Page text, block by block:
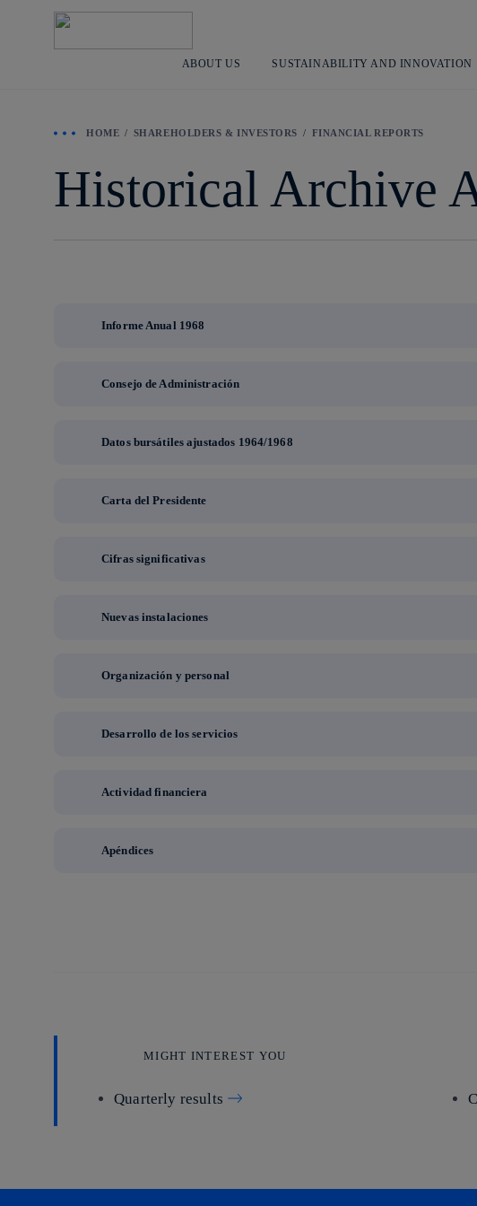
ABOUT US SUSTAINABILITY AND INNOVATION
HOME SHAREHOLDERS & INVESTORS FINANCIAL REPORTS
Historical Archive
Informe Anual 1968
Consejo de Administración
Datos bursátiles ajustados 1964/1968
Carta del Presidente
Cifras significativas
Nuevas instalaciones
Organización y personal
Desarrollo de los servicios
Actividad financiera
Apéndices
MIGHT INTEREST YOU
Quarterly results